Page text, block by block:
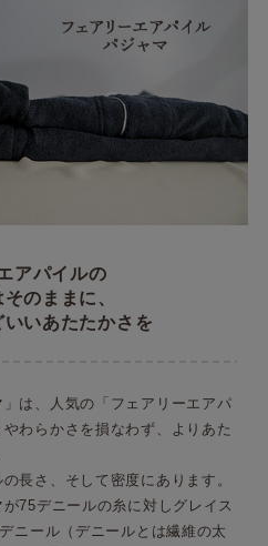
アパイルの
のままに、
いあたたかさを
」は、人気の「フェアリーエアパ
わらかさを損なわず、よりあた
長さ、そして密度にあります。
75デニールの糸に対しグレイス
ニール（デニールとは繊維の太